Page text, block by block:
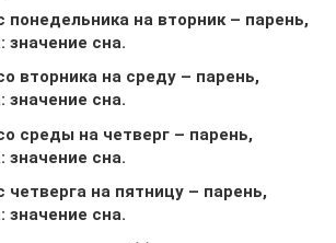
понедельника на вторник – парень,
значение сна.
вторника на среду – парень,
значение сна.
среды на четверг – парень,
значение сна.
четверга на пятницу – парень,
значение сна.